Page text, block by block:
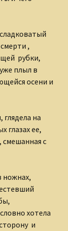
,
рубки,
плыл в
осени и
глядела на
глазах ее,
смешанная с
ножнах,
хотела
и